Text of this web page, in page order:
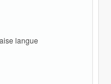
langue